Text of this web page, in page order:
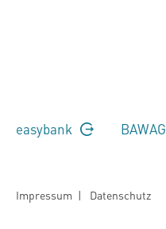
easybank BAWAG
Impressum | Datenschutz